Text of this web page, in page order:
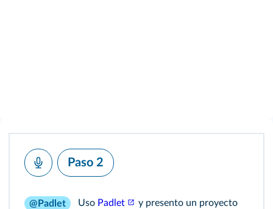
Paso 2
@Padlet Uso Padlet
y presento un proyecto